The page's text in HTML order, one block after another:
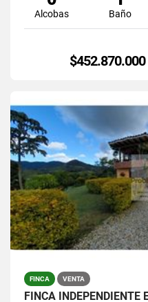
Alcobas Baño
$452.870.000
FINCA VENTA